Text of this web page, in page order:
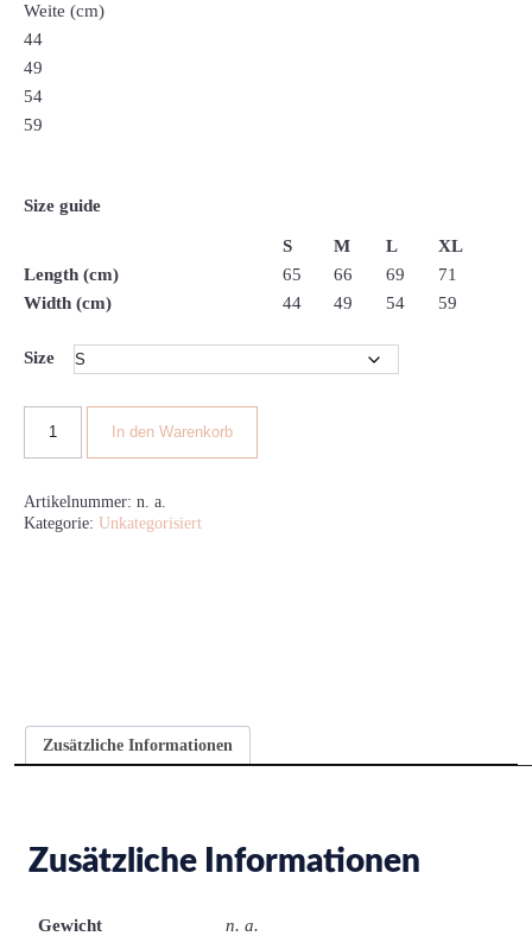
Weite (cm)
44
49
54
59
Size guide
S M L
XL
Length (cm)
65 66 69
71
Width (cm)
44 49 54 59
Size
In den Warenkorb
Artikelnummer:n. a.
Kategorie:Unkategorisiert
Zusätzliche Informationen
Zusätzliche Informationen
Gewicht n. a.